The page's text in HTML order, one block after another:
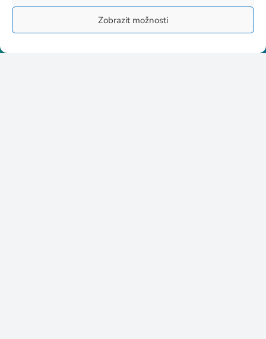
Zobrazit možnosti
Stupkova 413/1a, 779 00
Olomouc